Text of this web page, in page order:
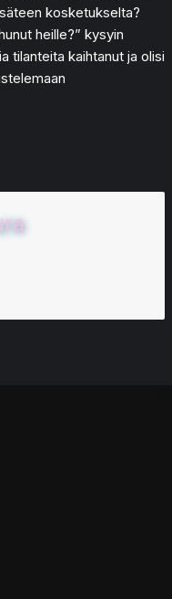
kosketukselta?
heille?” kysyin
tilanteita kaihtanut ja olisi